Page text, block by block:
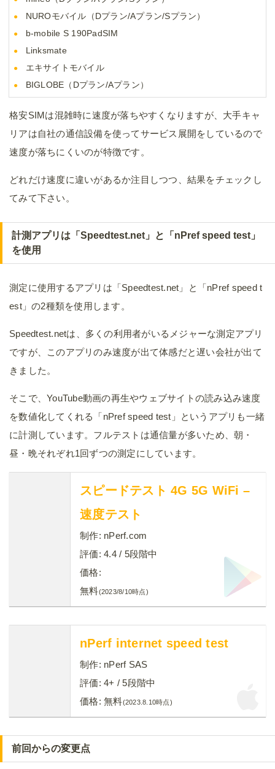
NUROモバイル（Dプラン/Aプラン/Sプラン）
b-mobile S 190PadSIM
Linksmate
エキサイトモバイル
BIGLOBE（Dプラン/Aプラン）
格安SIMは混雑時に速度が落ちやすくなりますが、大手キャ
リアは自社の通信設備を使ってサービス展開をしているので
速度が落ちにくいのが特徴です。
どれだけ速度に違いがあるか注目しつつ、結果をチェックし
てみて下さい。
計測アプリは「Speedtest.net」と「nPref speed test」
を使用
測定に使用するアプリは「Speedtest.net」と「nPref speed t
est」の2種類を使用します。
Speedtest.netは、多くの利用者がいるメジャーな測定アプリ
ですが、このアプリのみ速度が出て体感だと遅い会社が出て
きました。
そこで、YouTube動画の再生やウェブサイトの読み込み速度
を数値化してくれる「nPref speed test」というアプリも一緒
に計測しています。フルテストは通信量が多いため、朝・
昼・晩それぞれ1回ずつの測定にしています。
スピードテスト 4G 5G WiFi –
速度テスト
制作: nPerf.com
評価: 4.4/ 5段階中
価格:
無料(2023/8/10時点)
nPerf internet speed test
制作: nPerf SAS
評価: 4+ / 5段階中
価格: 無料(2023.8.10時点)
前回からの変更点